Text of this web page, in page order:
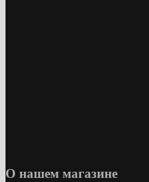
О нашем магазине